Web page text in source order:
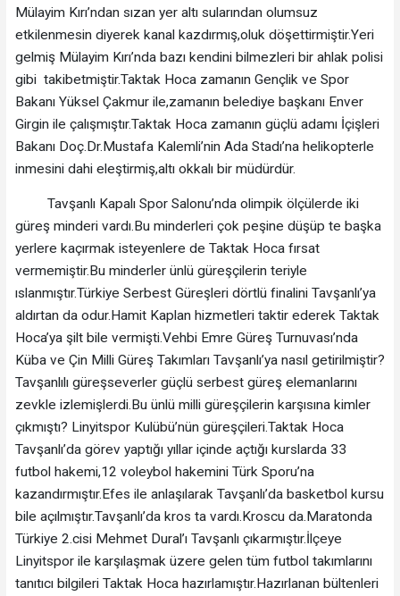
Mülayim Kırı’ndan sızan yer altı sularından olumsuz
etkilenmesin diyerek kanal kazdırmış,oluk döşettirmiştir.Yeri
gelmiş Mülayim Kırı’nda bazı kendini bilmezleri bir ahlak polisi
gibi takibetmiştir.Taktak Hoca zamanın Gençlik ve Spor
Bakanı Yüksel Çakmur ile,zamanın belediye başkanı Enver
Girgin ile çalışmıştır.Taktak Hoca zamanın güçlü adamı İçişleri
Bakanı Doç.Dr.Mustafa Kalemli’nin Ada Stadı’na helikopterle
inmesini dahi eleştirmiş,altı okkalı bir müdürdür.
Tavşanlı Kapalı Spor Salonu’nda olimpik ölçülerde iki
güreş minderi vardı.Bu minderleri çok peşine düşüp te başka
yerlere kaçırmak isteyenlere de Taktak Hoca fırsat
vermemiştir.Bu minderler ünlü güreşçilerin teriyle
ıslanmıştır.Türkiye Serbest Güreşleri dörtlü finalini Tavşanlı’ya
aldırtan da odur.Hamit Kaplan hizmetleri taktir ederek Taktak
Hoca’ya şilt bile vermişti.Vehbi Emre Güreş Turnuvası’nda
Küba ve Çin Milli Güreş Takımları Tavşanlı’ya nasıl getirilmiştir?
Tavşanlılı güreşseverler güçlü serbest güreş elemanlarını
zevkle izlemişlerdi.Bu ünlü milli güreşçilerin karşısına kimler
çıkmıştı? Linyitspor Kulübü’nün güreşçileri.Taktak Hoca
Tavşanlı’da görev yaptığı yıllar içinde açtığı kurslarda 33
futbol hakemi,12 voleybol hakemini Türk Sporu’na
kazandırmıştır.Efes ile anlaşılarak Tavşanlı’da basketbol kursu
bile açılmıştır.Tavşanlı’da kros ta vardı.Kroscu da.Maratonda
Türkiye 2.cisi Mehmet Dural’ı Tavşanlı çıkarmıştır.İlçeye
Linyitspor ile karşılaşmak üzere gelen tüm futbol takımlarını
tanıtıcı bilgileri Taktak Hoca hazırlamıştır.Hazırlanan bültenleri